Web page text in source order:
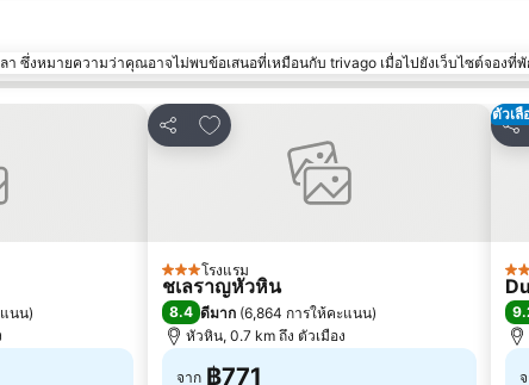
ซึ่งหมายความว่าคุณอาจไม่พบข้อเสนอที่เหมือนกับ trivago เมื่อไปยังเว็บไซต์จองที่
แนน)
แชร์
เพิ่มในรายการโปรด
3 ดาวโรงแรม
ชเลราญหัวหิน
8.4 ดีมาก (6,864 การให้คะแนน)
หัวหิน, 0.7 km ถึง ตัวเมือง
จาก ฿771
ตัวเ
แช
5